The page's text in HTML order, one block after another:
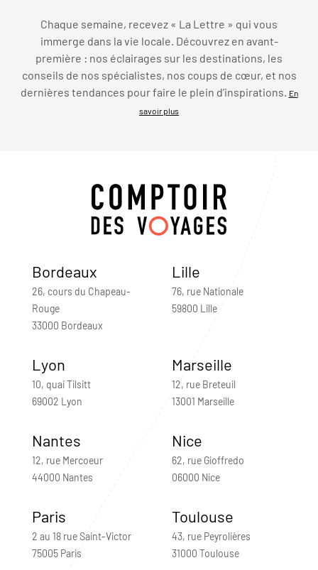
Chaque semaine, recevez « La Lettre » qui vous
immerge dans la vie locale. Découvrez en avant-
première : nos éclairages sur les destinations, les
conseils de nos spécialistes, nos coups de cœur, et nos
dernières tendances pour faire le plein d’inspirations.
En
savoir plus
Bordeaux
26, cours du Chapeau-
Rouge
33000 Bordeaux
Lille
76, rue Nationale
59800 Lille
Lyon
10, quai Tilsitt
69002 Lyon
Marseille
12, rue Breteuil
13001 Marseille
Nantes
12, rue Mercoeur
44000 Nantes
Nice
62, rue Gioffredo
06000 Nice
Paris
2 au 18 rue Saint-Victor
75005 Paris
Toulouse
43, rue Peyrolières
31000 Toulouse